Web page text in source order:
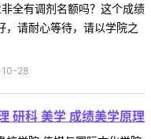
全有调剂名额吗？这个成绩
，请耐心等待，请以学院之
10-28
研科 美学 成绩美学原理